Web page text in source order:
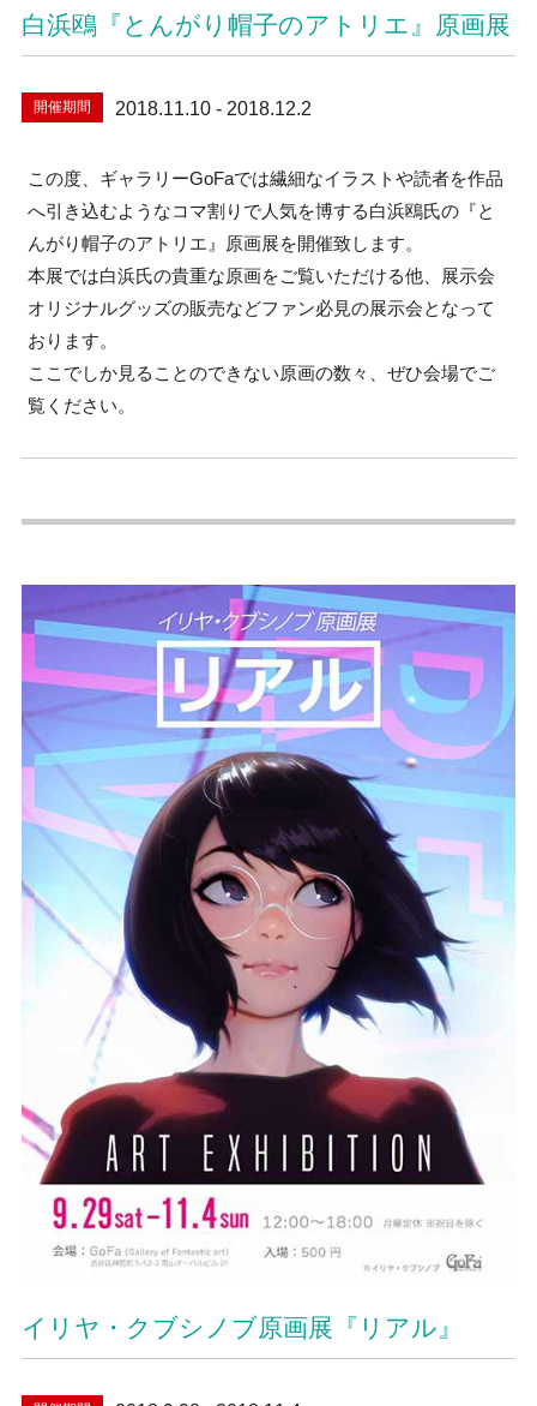
白浜鴎『とんがり帽子のアトリエ』原画展
開催期間 2018.11.10 - 2018.12.2
この度、ギャラリーGoFaでは繊細なイラストや読者を作品
へ引き込むようなコマ割りで人気を博する白浜鴎氏の『と
んがり帽子のアトリエ』原画展を開催致します。
本展では白浜氏の貴重な原画をご覧いただける他、展示会
オリジナルグッズの販売などファン必見の展示会となって
おります。
ここでしか見ることのできない原画の数々、ぜひ会場でご
覧ください。
イリヤ・クブシノブ原画展『リアル』